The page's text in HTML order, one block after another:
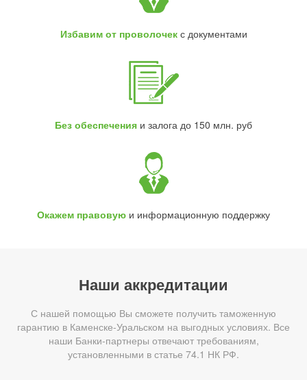
Избавим от проволочекс документами
Без обеспечения и залога до 150 млн. руб
Окажем правовую и информационную поддержку
Наши аккредитации
С нашей помощью Вы сможете получить таможенную
гарантию в Каменске-Уральском на выгодных условиях. Все
наши Банки-партнеры отвечают требованиям,
установленными в статье 74.1 НК РФ.